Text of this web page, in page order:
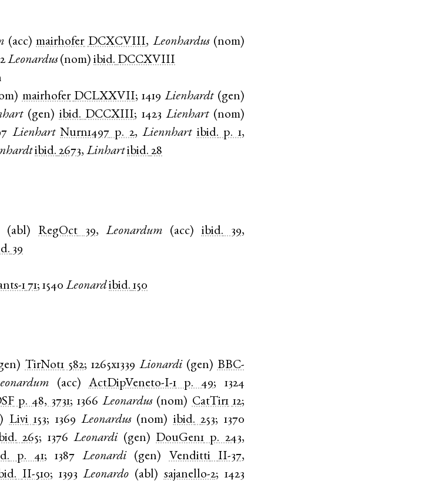
(acc)mairhofer DCXCVIII, Leonhardus(nom)
Leonardus(nom)ibid. DCCXVIII
) mairhofer DCLXXVII;1419 Lienhardt(gen)
(gen) ibid. DCCXIII; 1423 Lienhart(nom)
Lienhart Nurn1497 p. 2,Liennhart ibid. p. 1,
ibid. 2673,Linhartibid. 28
(abl) RegOct 39,Leonardum (acc) ibid. 39,
39
1 71;1540 Leonardibid. 150
) TirNot1 582; 1265x1339 Lionardi(gen) BBC-
(acc) ActDipVeneto-I-1 p. 49; 1324
p. 48, 3731;1366 Leonardus(nom) CatTir1 12;
) Livi 153; 1369 Leonardus(nom) ibid. 253; 1370
265; 1376 Leonardi (gen) DouGen1 p. 243,
p. 41;1387 Leonardi (gen) Venditti II-37,
II-510; 1393 Leonardo (abl) sajanello-2; 1423